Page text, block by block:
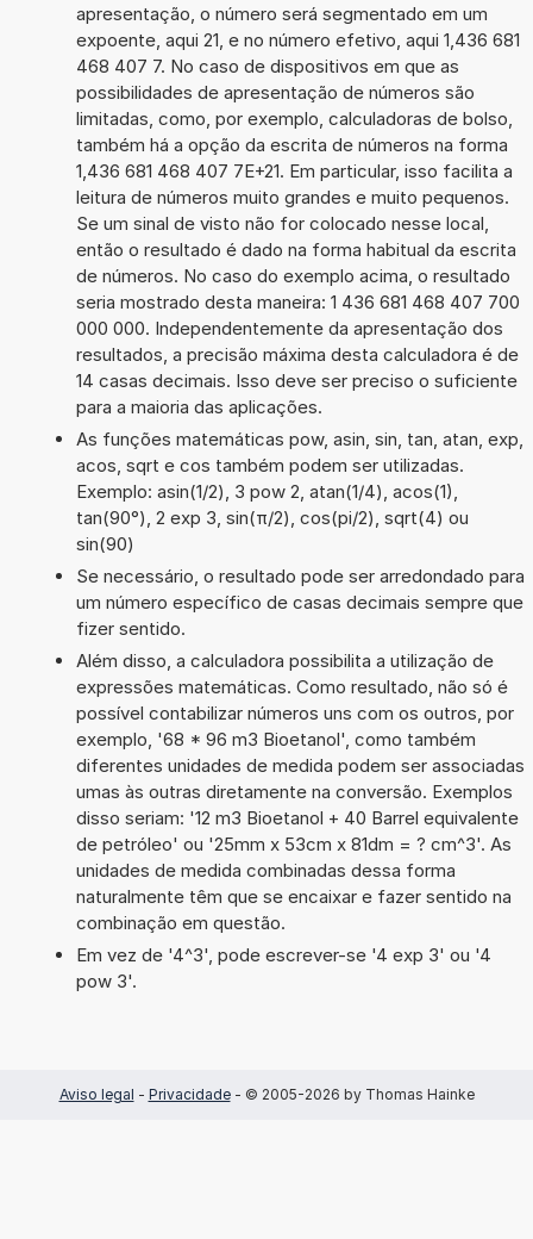
apresentação, o número será segmentado em um
expoente, aqui 21, e no número efetivo, aqui 1,436 681
468 407 7. No caso de dispositivos em que as
possibilidades de apresentação de números são
limitadas, como, por exemplo, calculadoras de bolso,
também há a opção da escrita de números na forma
1,436 681 468 407 7E+21. Em particular, isso facilita a
leitura de números muito grandes e muito pequenos.
Se um sinal de visto não for colocado nesse local,
então o resultado é dado na forma habitual da escrita
de números. No caso do exemplo acima, o resultado
seria mostrado desta maneira: 1 436 681 468 407 700
000 000. Independentemente da apresentação dos
resultados, a precisão máxima desta calculadora é de
14 casas decimais. Isso deve ser preciso o suficiente
para a maioria das aplicações.
As funções matemáticas pow, asin, sin, tan, atan, exp,
acos, sqrt e cos também podem ser utilizadas.
Exemplo: asin(1/2), 3 pow 2, atan(1/4), acos(1),
tan(90°), 2 exp 3, sin(π/2), cos(pi/2), sqrt(4) ou
sin(90)
Se necessário, o resultado pode ser arredondado para
um número específico de casas decimais sempre que
fizer sentido.
Além disso, a calculadora possibilita a utilização de
expressões matemáticas. Como resultado, não só é
possível contabilizar números uns com os outros, por
exemplo, '68 * 96 m3 Bioetanol', como também
diferentes unidades de medida podem ser associadas
umas às outras diretamente na conversão. Exemplos
disso seriam: '12 m3 Bioetanol + 40 Barrel equivalente
de petróleo' ou '25mm x 53cm x 81dm = ? cm^3'. As
unidades de medida combinadas dessa forma
naturalmente têm que se encaixar e fazer sentido na
combinação em questão.
Em vez de '4^3', pode escrever-se '4 exp 3' ou '4
pow 3'.
Aviso legal - Privacidade- © 2005-2026 by Thomas Hainke